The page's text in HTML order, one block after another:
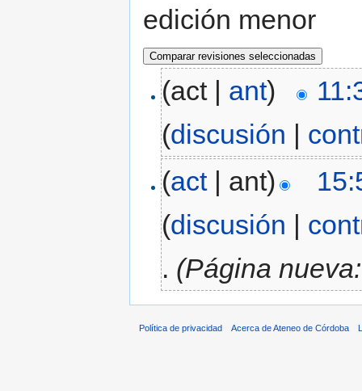
edición menor
(act | ant)
(discusión |
(act| ant)
(discusión |
. (Página
Política de privacidad Acerca de Ateneo de Córdoba